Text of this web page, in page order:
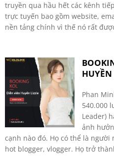
truyền qua hầu hết các kênh
trực tuyến bao gồm website,
nền tảng chính vì thế nó rất
Phan
540.000
Leader)
ảnh
cạnh nào đó. Họ có thể là người
hot blogger, vlogger. Họ trở